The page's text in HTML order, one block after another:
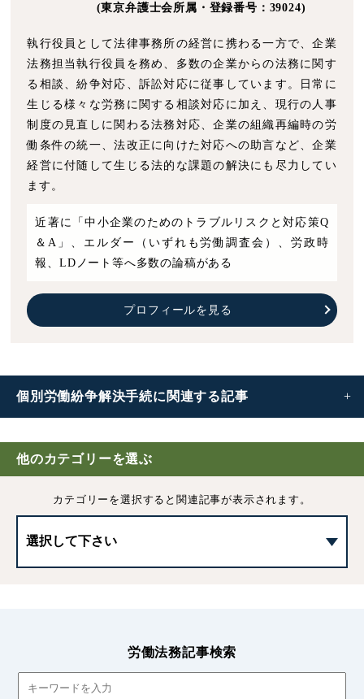
個別労働紛争解決手続に 関連する記事
個別労働紛争解決手続｜制度の概要や各手続きについてわ
かりやすく解説
個別労働紛争における任意交渉の進め方
個別労働紛争における民事訴訟手続きについて
労働ADR法による個別労働紛争解決手続き
他のカテゴリーを選ぶ
カテゴリーを選択すると関連記事が表示されます。
(東京弁護士会所属・登録番号：39024)
執行役員として法律事務所の経営に携わる一方で、企業
法務担当執行役員を務め、多数の企業からの法務に関す
る相談、紛争対応、訴訟対応に従事しています。日常に
生じる様々な労務に関する相談対応に加え、現行の人事
制度の見直しに関わる法務対応、企業の組織再編時の労
働条件の統一、法改正に向けた対応への助言など、企業
経営に付随して生じる法的な課題の解決にも尽力してい
ます。
近著に「中小企業のためのトラブルリスクと対応策Q
＆A」、エルダー（いずれも労働調査会）、労政時
報、LDノート等へ多数の論稿がある
プロフィールを見る
労働法務記事検索